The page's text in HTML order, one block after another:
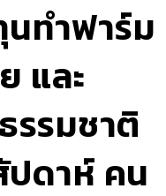
ทำฟาร์ม
และ
รมชาติ
ดาห์ คน